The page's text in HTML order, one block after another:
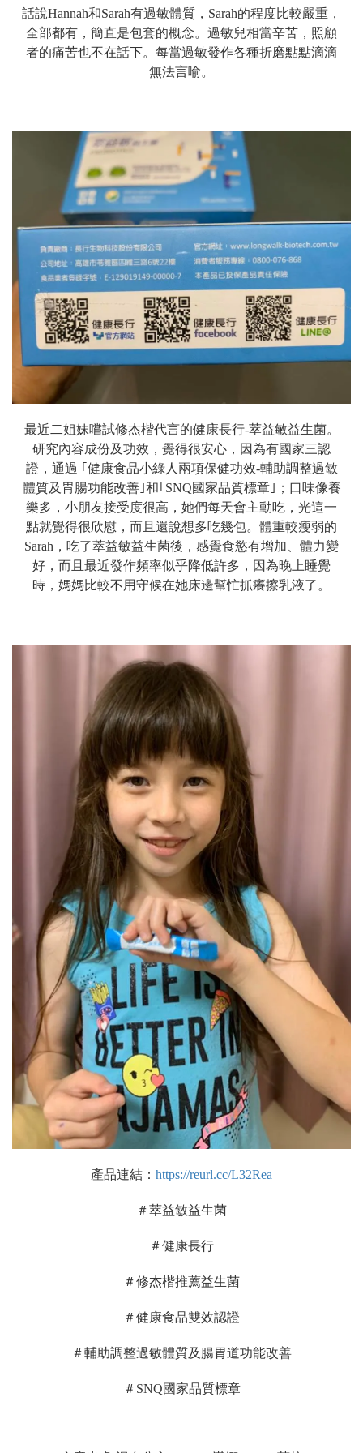
話說Hannah和Sarah有過敏體質，Sarah的程度比較嚴重，
全部都有，簡直是包套的概念。過敏兒相當辛苦，照顧
者的痛苦也不在話下。每當過敏發作各種折磨點點滴滴
無法言喻。
最近二姐妹嚐試修杰楷代言的健康長行-萃益敏益生菌。
研究內容成份及功效，覺得很安心，因為有國家三認
證，通過 ｢健康食品小綠人兩項保健功效-輔助調整過敏
體質及胃腸功能改善｣和｢SNQ國家品質標章｣；口味像養
樂多，小朋友接受度很高，她們每天會主動吃，光這一
點就覺得很欣慰，而且還說想多吃幾包。體重較瘦弱的
Sarah，吃了萃益敏益生菌後，感覺食慾有增加、體力變
好，而且最近發作頻率似乎降低許多，因為晚上睡覺
時，媽媽比較不用守候在她床邊幫忙抓癢擦乳液了。
產品連結： https://reurl.cc/L32Rea
＃萃益敏益生菌
＃健康長行
＃修杰楷推薦益生菌
＃健康食品雙效認證
＃輔助調整過敏體質及腸胃道功能改善
＃SNQ國家品質標章